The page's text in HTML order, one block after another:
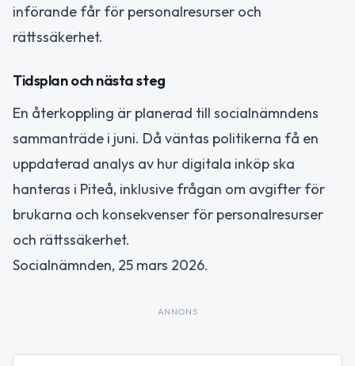
införande får för personalresurser och
rättssäkerhet.
Tidsplan och nästa steg
En återkoppling är planerad till socialnämndens
sammanträde i juni. Då väntas politikerna få en
uppdaterad analys av hur digitala inköp ska
hanteras i Piteå, inklusive frågan om avgifter för
brukarna och konsekvenser för personalresurser
och rättssäkerhet.
Socialnämnden, 25 mars 2026.
ANNONS